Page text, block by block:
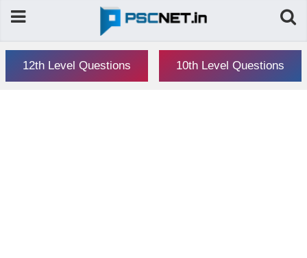
12th Level Questions 10th Level Questions